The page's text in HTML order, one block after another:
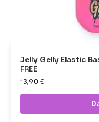
Jelly Gelly Elastic
FREE
13,90 €